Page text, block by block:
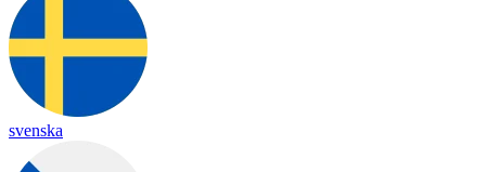
svenska